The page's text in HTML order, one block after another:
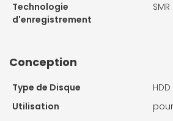
Technologie
d'enregistrement
SMR
Conception
Type de Disque
Utilisation